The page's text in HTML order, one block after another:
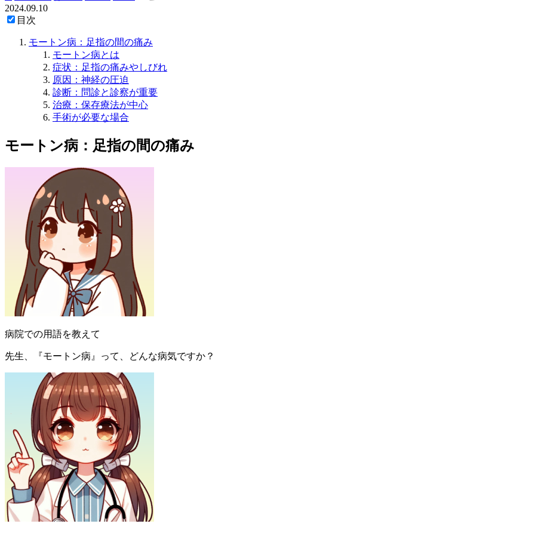
2024.09.10
目次
モートン病：足指の間の痛み
モートン病とは
症状：足指の痛みやしびれ
原因：神経の圧迫
診断：問診と診察が重要
治療：保存療法が中心
手術が必要な場合
モートン病：足指の間の痛み
病院での用語を教えて
先生、『モートン病』って、どんな病気ですか？